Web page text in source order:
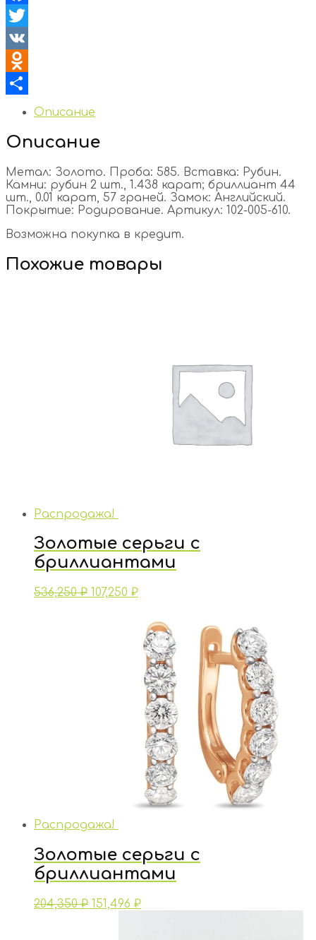
Facebook
Twitter
VK
Odnoklassniki
Отправить
Описание
Описание
Метал: Золото. Проба: 585. Вставка: Рубин.
Камни: рубин 2 шт., 1.438 карат; бриллиант 44
шт., 0.01 карат, 57 граней. Замок: Английский.
Покрытие: Родирование. Артикул: 102-005-610.
Возможна покупка в кредит.
Похожие товары
Распродажа!
Золотые серьги с
бриллиантами
536,250₽ 107,250 ₽
Распродажа!
Золотые серьги с
бриллиантами
204,350₽ 151,496 ₽